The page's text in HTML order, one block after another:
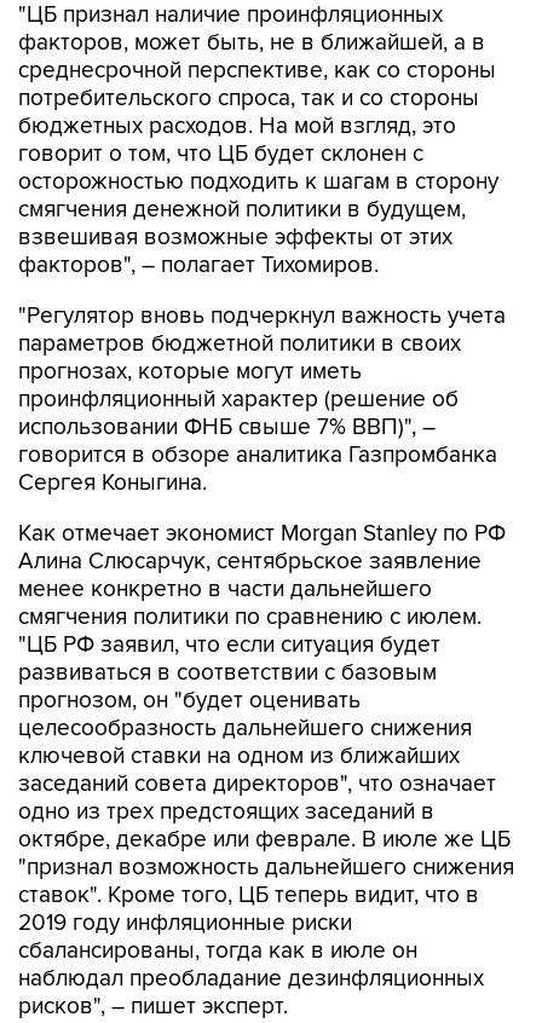
"ЦБ признал наличие проинфляционных
факторов, может быть, не в ближайшей, а в
среднесрочной перспективе, как со стороны
потребительского спроса, так и со стороны
бюджетных расходов. На мой взгляд, это
говорит о том, что ЦБ будет склонен с
осторожностью подходить к шагам в сторону
смягчения денежной политики в будущем,
взвешивая возможные эффекты от этих
факторов", – полагает Тихомиров.
"Регулятор вновь подчеркнул важность учета
параметров бюджетной политики в своих
прогнозах, которые могут иметь
проинфляционный характер (решение об
использовании ФНБ свыше 7% ВВП)", –
говорится в обзоре аналитика Газпромбанка
Сергея Коныгина.
Как отмечает экономист Morgan Stanley по РФ
Алина Слюсарчук, сентябрьское заявление
менее конкретно в части дальнейшего
смягчения политики по сравнению с июлем.
"ЦБ РФ заявил, что если ситуация будет
развиваться в соответствии с базовым
прогнозом, он "будет оценивать
целесообразность дальнейшего снижения
ключевой ставки на одном из ближайших
заседаний совета директоров", что означает
одно из трех предстоящих заседаний в
октябре, декабре или феврале. В июле же ЦБ
"признал возможность дальнейшего снижения
ставок". Кроме того, ЦБ теперь видит, что в
2019 году инфляционные риски
сбалансированы, тогда как в июле он
наблюдал преобладание дезинфляционных
рисков", – пишет эксперт.